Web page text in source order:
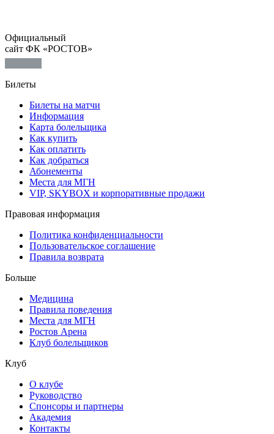
Официальный
сайт ФК «РОСТОВ»
Билеты
Билеты на матчи
Информация
Карта болельщика
Как купить
Как оплатить
Как добраться
Абонементы
Места для МГН
VIP, SKYBOX и корпоративные продажи
Правовая информация
Политика конфиденциальности
Пользовательское соглашение
Правила возврата
Больше
Медицина
Правила поведения
Места для МГН
Ростов Арена
Клуб болельщиков
Клуб
О клубе
Руководство
Спонсоры и партнеры
Академия
Контакты